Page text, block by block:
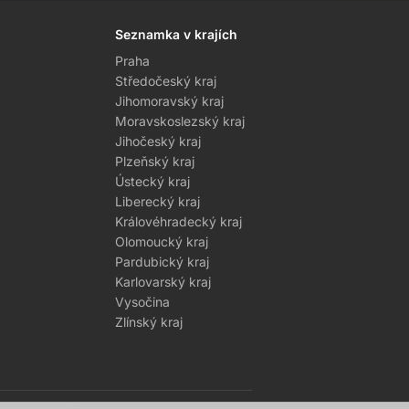
Seznamka v krajích
Praha
Středočeský kraj
Jihomoravský kraj
Moravskoslezský kraj
Jihočeský kraj
Plzeňský kraj
Ústecký kraj
Liberecký kraj
Královéhradecký kraj
Olomoucký kraj
Pardubický kraj
Karlovarský kraj
Vysočina
Zlínský kraj